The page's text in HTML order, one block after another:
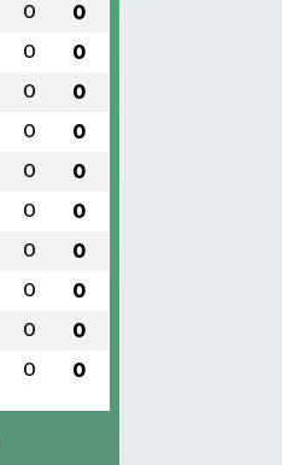
0 0
0 0
0 0
0 0
0 0
0 0
0 0
0 0
0 0
0 0